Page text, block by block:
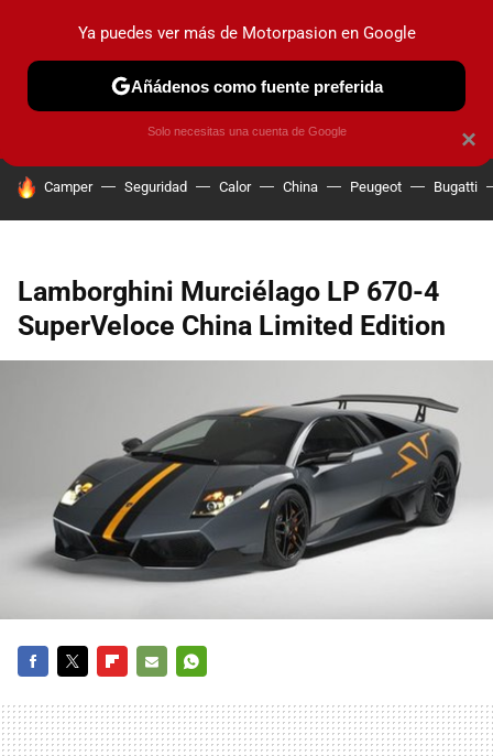
PRUEBAS COCHES ELÉCTRICOS OBSERVATORIO
HOY SE HABLA DE
Camper Seguridad Calor China Peugeot Bugatti
Lamborghini Murciélago LP 670-4
SuperVeloce China Limited Edition
MAIL
×
Ya puedes ver más de Motorpasion en Google
Añádenos como fuente preferida
Solo necesitas una cuenta de Google